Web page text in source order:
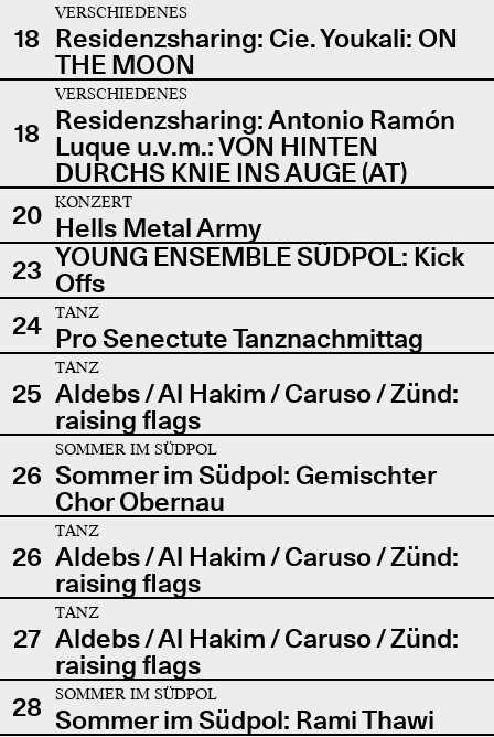
18
VERSCHIEDENES
Residenzsharing: Cie. Youkali: ON
THE MOON
18
VERSCHIEDENES
Residenzsharing: Antonio Ramón
Luque u.v.m.: VON HINTEN
DURCHS KNIE INS AUGE (AT)
20
KONZERT
Hells Metal Army
23 YOUNG ENSEMBLE SÜDPOL: Kick
Offs
24
TANZ
Pro Senectute Tanznachmittag
25
TANZ
Aldebs / Al Hakim / Caruso / Zünd:
raising flags
26
SOMMER IM SÜDPOL
Sommer im Südpol: Gemischter
Chor Obernau
26
TANZ
Aldebs / Al Hakim / Caruso / Zünd:
raising flags
27
TANZ
Aldebs / Al Hakim / Caruso / Zünd:
raising flags
28
SOMMER IM SÜDPOL
Sommer im Südpol: Rami Thawi